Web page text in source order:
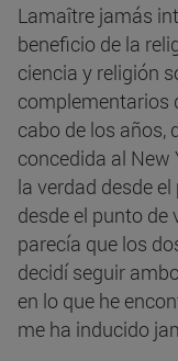
Lamaître jamás
beneficio de la
ciencia y religión
complementarios
cabo de los años,
concedida al New
la verdad desde
desde el punto
parecía que los
decidí seguir
en lo que he
me ha inducido